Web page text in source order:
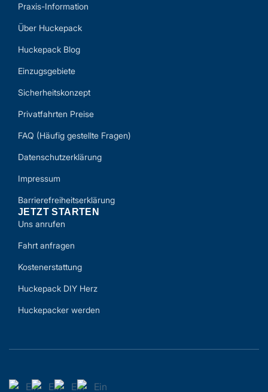
Praxis-Information
Über Huckepack
Huckepack Blog
Einzugsgebiete
Sicherheitskonzept
Privatfahrten Preise
FAQ (Häufig gestellte Fragen)
Datenschutzerklärung
Impressum
Barrierefreiheitserklärung
JETZT STARTEN
Uns anrufen
Fahrt anfragen
Kostenerstattung
Huckepack DIY Herz
Huckepacker werden